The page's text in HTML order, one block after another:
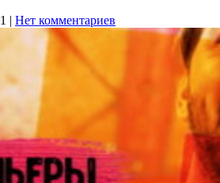
| Нет комментариев